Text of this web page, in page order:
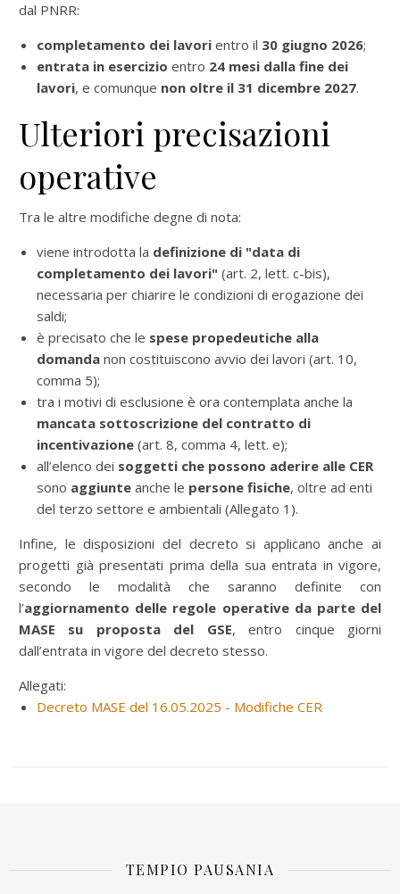
dal PNRR:
completamento dei lavori entro il 30 giugno 2026;
entrata in esercizio entro 24 mesi dalla fine dei
lavori, e comunque non oltre il 31 dicembre 2027.
Ulteriori precisazioni
operative
Tra le altre modifiche degne di nota:
viene introdotta la definizione di "data di
completamento dei lavori" (art. 2, lett. c-bis),
necessaria per chiarire le condizioni di erogazione dei
saldi;
è precisato che le spese propedeutiche alla
domanda non costituiscono avvio dei lavori (art. 10,
comma 5);
tra i motivi di esclusione è ora contemplata anche la
mancata sottoscrizione del contratto di
incentivazione (art. 8, comma 4, lett. e);
all’elenco dei soggetti che possono aderire alle CER
sono aggiunte anche le persone fisiche, oltre ad enti
del terzo settore e ambientali (Allegato 1).
Infine, le disposizioni del decreto si applicano anche ai
progetti già presentati prima della sua entrata in vigore,
secondo le modalità che saranno definite con
l’aggiornamento delle regole operative da parte del
MASE su proposta del GSE, entro cinque giorni
dall’entrata in vigore del decreto stesso.
Allegati:
Decreto MASE del 16.05.2025 - Modifiche CER
TEMPIO PAUSANIA